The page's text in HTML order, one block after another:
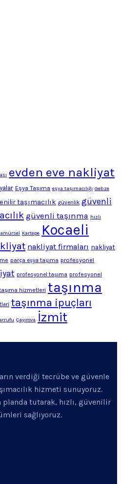
evden eve nakliyat
Eşya Taşıma eşya taşımacılığı Gebze
taşımacılık güvenlik güvenli
güvenli taşınma hızlı
Kartepe Kocaeli
nakliyat firmaları nakliyat
parça eşya taşıma profesyonel
profesyonel taşıma profesyonel
hizmetleri taşınma
taşınma ipuçları
Çayırova İzmit
verdiği tecrübe ve güvenle
hizmeti sunuyoruz.
tutarak, hızlı, güvenilir
sağlıyoruz.